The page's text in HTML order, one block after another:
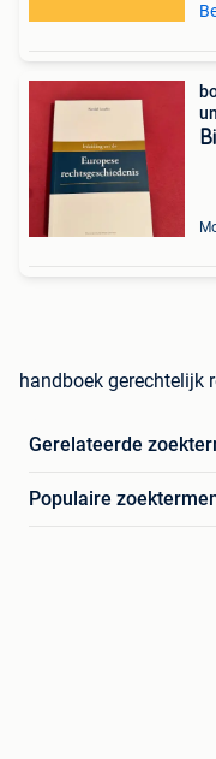
handboek gerechtelijk
Gerelateerde
Populaire